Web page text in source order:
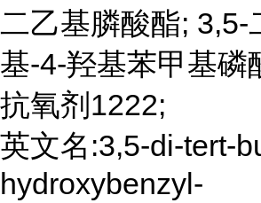
二乙基膦酸酯; 3,5-
基-4-羟基苯甲基磷
抗氧剂1222;
英文名:3,5-di-tert-
hydroxybenzyl-